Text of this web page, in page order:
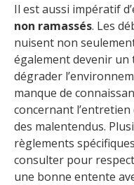
Il est aussi impératif
non ramassés. Les
nuisent non
également devenir
dégrader
manque de
concernant
des malentendus.
règlements
consulter pour
une bonne entente